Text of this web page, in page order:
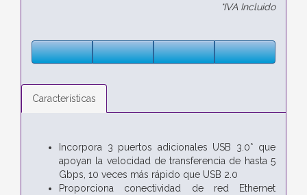
*IVA Incluido
Características
Incorpora 3 puertos adicionales USB 3.0* que
apoyan la velocidad de transferencia de hasta 5
Gbps, 10 veces más rápido que USB 2.0
Proporciona conectividad de red Ethernet